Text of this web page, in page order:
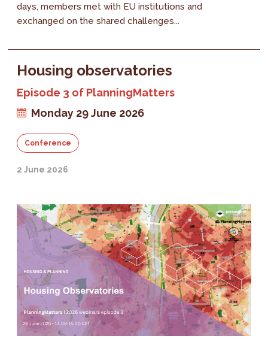
days, members met with EU institutions and
exchanged on the shared challenges...
Housing observatories
Episode 3 of PlanningMatters
Monday 29 June 2026
Conference
2 June 2026